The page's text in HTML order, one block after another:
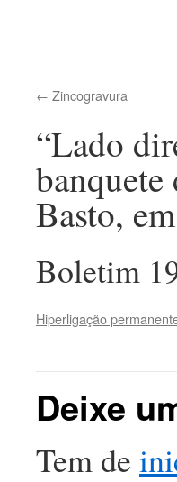
Zincogravura
“Lado
banquete
Basto,
Boletim
Hiperligação
Deixe
Tem de